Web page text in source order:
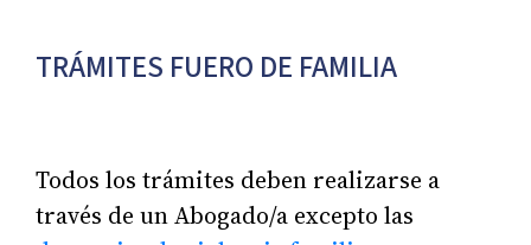
TRÁMITES FUERO DE FAMILIA
Todos los trámites deben realizarse a
través de un Abogado/a excepto las